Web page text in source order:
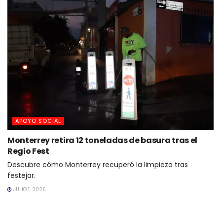
APOYO SOCIAL
Monterrey retira 12 toneladas de basura tras el
Regio Fest
Descubre cómo Monterrey recuperó la limpieza tras
festejar.
JULIO 1, 2026